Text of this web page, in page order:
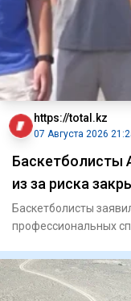
https://total.kz
07 Августа 2026
Баскетболисты
из за риска
Баскетболисты
профессиональных